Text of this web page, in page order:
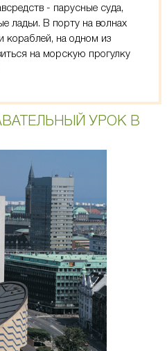
- парусные суда,
ладьи. В порту на волнах
кораблей, на одном из
на морскую прогулку
УРОК В